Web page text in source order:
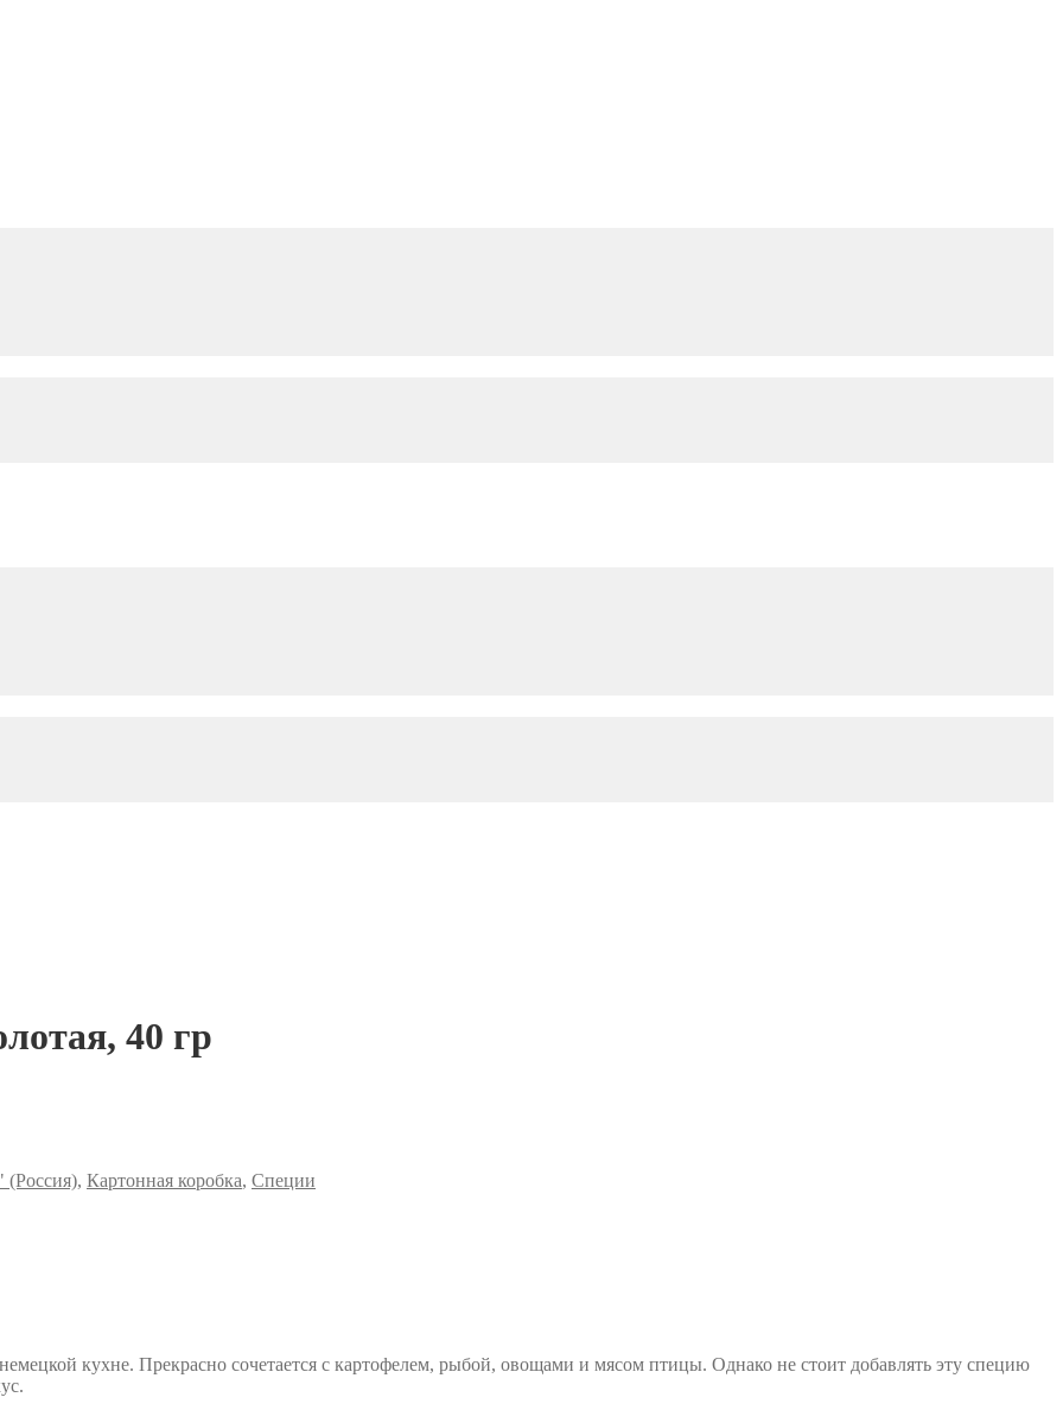
40 гр
(Россия), Картонная коробка, Специи
кухне. Прекрасно сочетается с картофелем, рыбой, овощами и мясом птицы. Однако не стоит добавлять эту специю